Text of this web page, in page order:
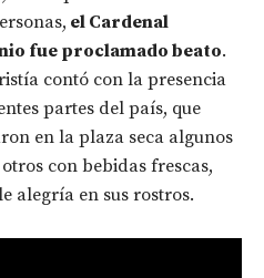
el Cardenal
fue proclamado beato.
contó con la presencia
partes del país, que
en la plaza seca algunos
con bebidas frescas,
alegría en sus rostros.